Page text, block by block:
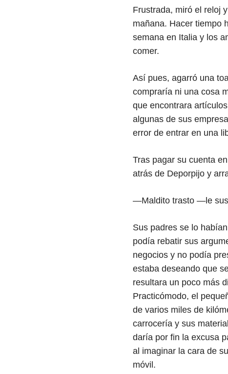
Frustrada, miró el reloj
mañana. Hacer tiempo
semana en Italia y los
comer.
Así pues, agarró una
compraría ni una cosa
que encontrara
algunas de sus
error de entrar en una
Tras pagar su cuenta
atrás de Deporpijo y
—Maldito trasto —le
Sus padres se lo
podía rebatir sus
negocios y no podía
estaba deseando que
resultara un poco más
Practicómodo, el
de varios miles de
carrocería y sus
daría por fin la excusa
al imaginar la cara de
móvil.